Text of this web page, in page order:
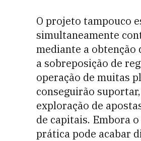
O projeto tampouco
simultaneamente
mediante a obtenção
a sobreposição de
operação de muitas
conseguirão
exploração de
de capitais. Embora
prática pode acabar